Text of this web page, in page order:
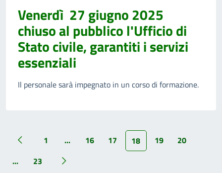
Venerdì 27 giugno 2025
chiuso al pubblico l'Ufficio di
Stato civile, garantiti i servizi
essenziali
Il personale sarà impegnato in un corso di formazione.
1 ... 16 17 18 19
20
...
23